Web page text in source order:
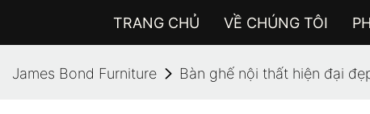
TRANG CHỦ VỀ CHÚNG TÔI
James Bond Furniture Bàn ghế nội thất hiện đại